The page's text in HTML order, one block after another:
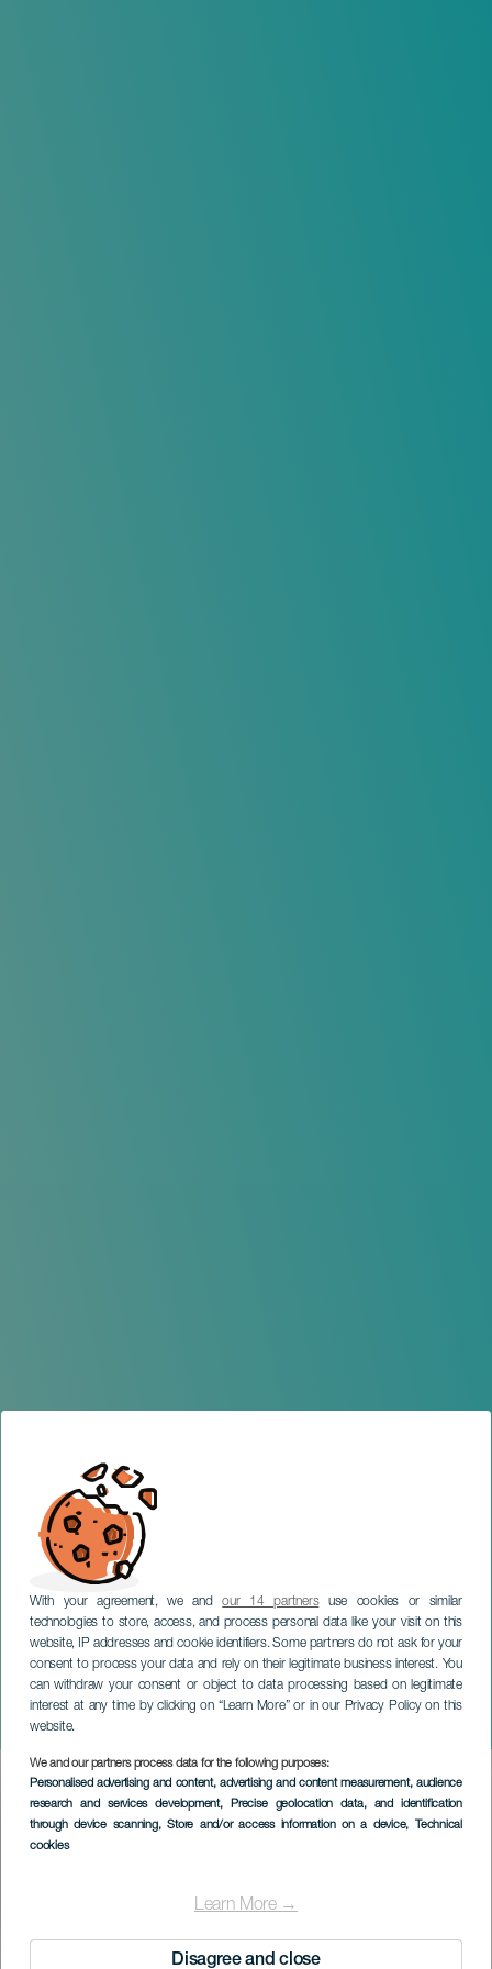
With your agreement, we andour 14 partnersuse cookies or similar
technologies to store, access, and process personal data like your visit on this
website, IP addresses and cookie identifiers. Some partners do not ask for your
consent to process your data and rely on their legitimate business interest. You
can withdraw your consent or object to data processing based on legitimate
interest at any time by clicking on “Learn More” or in our Privacy Policy on this
website.
We and our partners process data for the following purposes:
Personalised advertising and content, advertising and content measurement, audience
research and services development, Precise geolocation data, and identification
through device scanning, Store and/or access information on a device, Technical
cookies
Learn More →
Disagree and close
Puños de Harina
LA PALMA
Imagen
Listado